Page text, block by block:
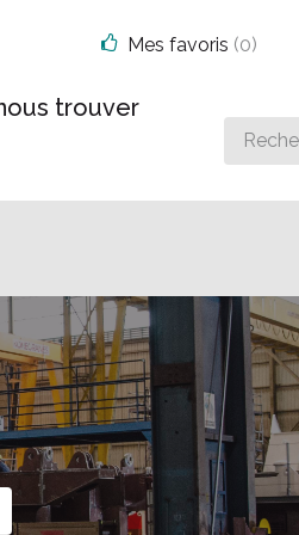
trouver
Search
for
Mes favoris (0)